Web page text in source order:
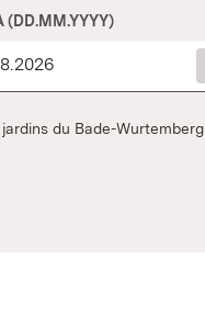
(DD.MM.YYYY)
du Bade-Wurtemberg